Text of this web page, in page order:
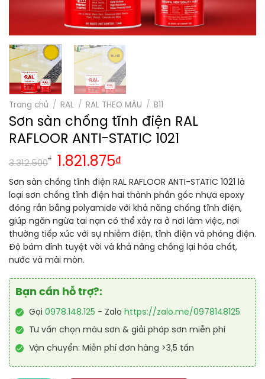
Trang chủ / RAL / RAL THEO MÀU / B11
Sơn sàn chống tĩnh điện RAL
RAFLOOR ANTI-STATIC 1021
3.312.500
₫ 1.821.875₫
Sơn sàn chống tĩnh điện RAL RAFLOOR ANTI-STATIC 1021 là
loại sơn chống tĩnh điện hai thành phần gốc nhựa epoxy
đóng rắn bằng polyamide với khả năng chống tĩnh điện,
giúp ngăn ngừa tai nạn có thể xảy ra ở nơi làm việc, nơi
thường tiếp xúc với sự nhiễm điện, tĩnh điện và phóng điện.
Độ bám dính tuyệt vời và khả năng chống lại hóa chất,
nước và mài mòn.
Bạn cần hỗ trợ?:
Gọi 0978.148.125 - Zalo https://zalo.me/0978148125
Tư vấn chọn màu sơn & giải pháp sơn miễn phí
Vận chuyển: Miễn phí đơn hàng >3,5 tấn